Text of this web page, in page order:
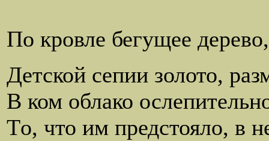
По кровле бегущее
Детской сепии золото,
В ком облако
Tо, что им предстояло, в